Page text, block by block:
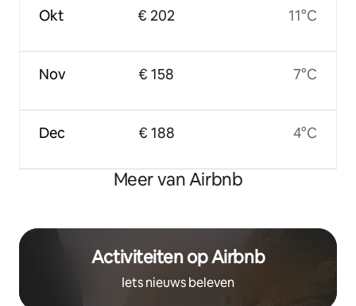
Okt
Nov
Dec
€ 202
€ 158
€ 188
11°C
7°C
4°C
Meer van Airbnb
Activiteiten op Airbnb
Iets nieuws beleven